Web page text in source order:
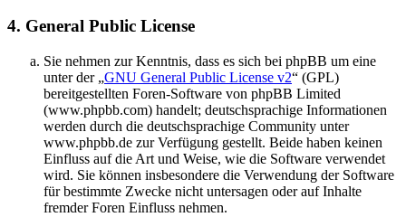
4. General Public License
Sie nehmen zur Kenntnis, dass es sich bei phpBB um eine
unter der „GNU General Public License v2“ (GPL)
bereitgestellten Foren-Software von phpBB Limited
(www.phpbb.com) handelt; deutschsprachige Informationen
werden durch die deutschsprachige Community unter
www.phpbb.de zur Verfügung gestellt. Beide haben keinen
Einfluss auf die Art und Weise, wie die Software verwendet
wird. Sie können insbesondere die Verwendung der Software
für bestimmte Zwecke nicht untersagen oder auf Inhalte
fremder Foren Einfluss nehmen.